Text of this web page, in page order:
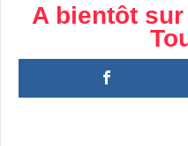
A bientôt sur